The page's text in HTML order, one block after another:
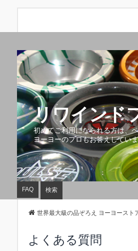
リワインド
初めてご利用になられる方は、
ヨーヨーのプロもお答えしてい
FAQ 検索
世界最大級の品ぞろえ ヨーヨースト
よくある質問